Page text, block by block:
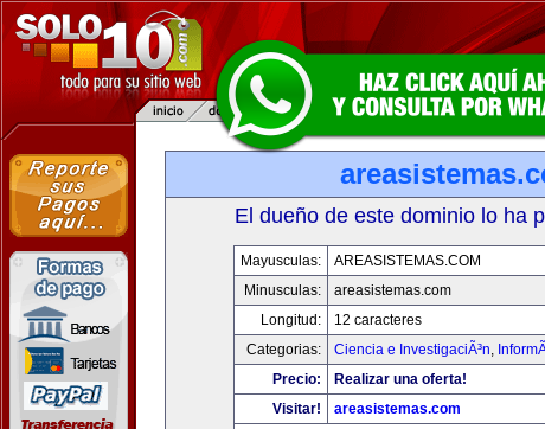
El dueño de este dominio lo ha
Mayusculas:
AREASISTEMAS.COM
Minusculas:
areasistemas.com
Longitud:
12 caracteres
Categorias:
Ciencia e InvestigaciÃ³n,
Precio:
Realizar una oferta!
Visitar!
areasistemas.com